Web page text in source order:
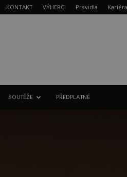
KONTAKT VÝHERCI Pravidla Kariéra
SOUTĚŽE PŘEDPLATNÉ